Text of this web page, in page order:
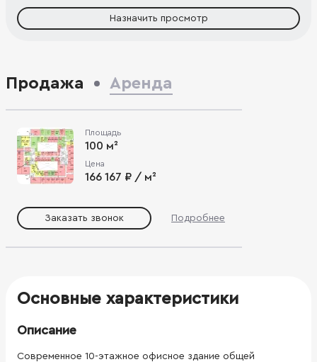
Назначить просмотр
Продажа Аренда
Площадь
100 м²
Цена
166 167 ₽ / м²
Заказать звонок Подробнее
Основные характеристики
Описание
Современное 10-этажное офисное здание общей